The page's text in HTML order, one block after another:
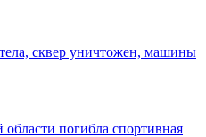
сквер уничтожен, машины
погибла спортивная